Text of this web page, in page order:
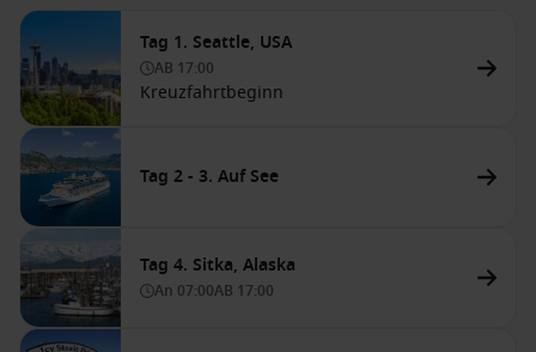
Tag 1. Seattle, USA
AB 17:00
Kreuzfahrtbeginn
Tag 2 - 3. Auf See
Tag 4. Sitka, Alaska
An 07:00AB 17:00